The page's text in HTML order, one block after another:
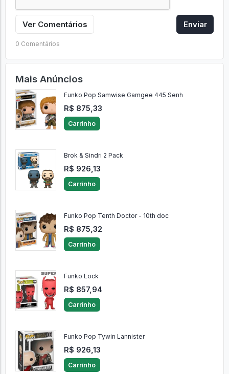
Ver Comentários Enviar
0 Comentários
Mais Anúncios
Funko Pop Samwise Gamgee 445 Senh
R$ 875,33
Carrinho
Brok & Sindri 2 Pack
R$ 926,13
Carrinho
Funko Pop Tenth Doctor - 10th doc
R$ 875,32
Carrinho
Funko Lock
R$ 857,94
Carrinho
Funko Pop Tywin Lannister
R$ 926,13
Carrinho